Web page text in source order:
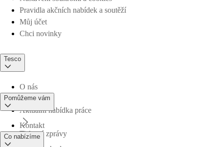
Pravidla akčních nabídek a soutěží
Můj účet
Chci novinky
Tesco
O nás
Aktuální nabídka práce
Tiskové zprávy
Pomůžeme vám
Kontakt
Co nabízíme